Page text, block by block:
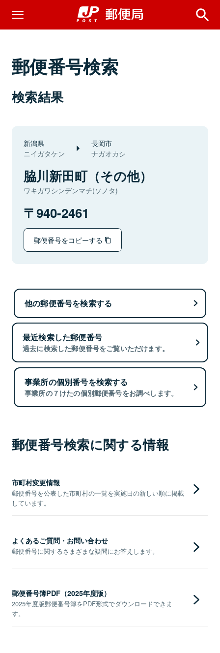
郵便番号検索
検索結果
新潟県
ニイガタケン
長岡市
ナガオカシ
脇川新田町（その他）
ワキガワシンデンマチ(ソノタ)
940-2461
郵便番号をコピーする
他の郵便番号を検索する
最近検索した郵便番号
過去に検索した郵便番号をご覧いただけます。
事業所の個別番号を検索する
事業所の７けたの個別郵便番号をお調べします。
郵便番号検索に関する情報
市町村変更情報
郵便番号を公表した市町村の一覧を実施日の新しい順に掲載
しています。
よくあるご質問・お問い合わせ
郵便番号に関するさまざまな疑問にお答えします。
郵便番号簿PDF（2025年度版）
2025年度版郵便番号簿をPDF形式でダウンロードできま
す。